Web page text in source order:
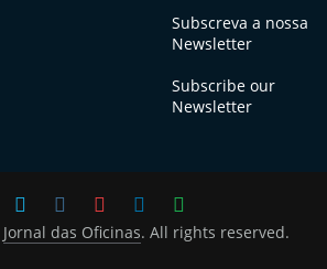
Subscreva a nossa
Newsletter
Subscribe our
Newsletter
Jornal das Oficinas. All rights reserved.